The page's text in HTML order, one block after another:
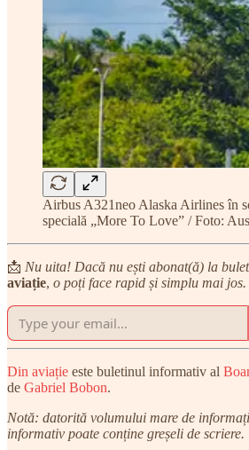
Airbus A321neo Alaska Airlines în
specială „More To Love” / Foto:
📩 Nu uita! Dacă nu ești abonat(ă) la
aviație, o poți face rapid și simplu mai
Din aviație este buletinul informativ al
de Gabriel Bobon.
Notă: datorită volumului mare de
informativ poate conține greșeli de scriere.